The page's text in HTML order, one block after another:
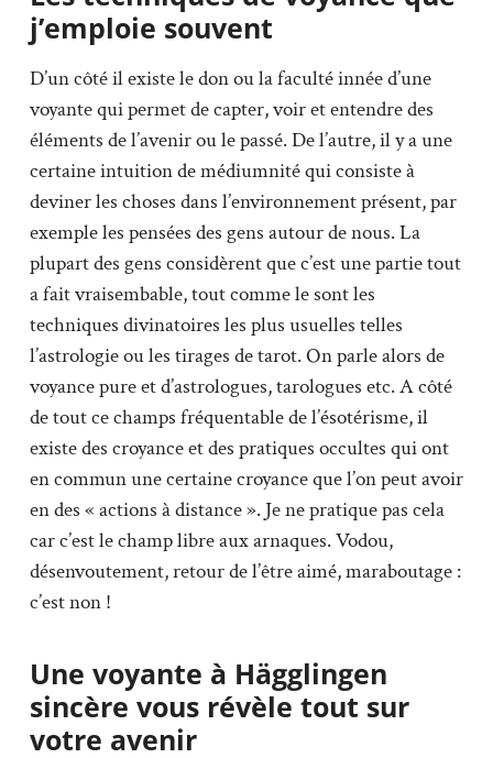
j’emploie souvent
D’un côté il existe le don ou la faculté innée d’une
voyante qui permet de capter, voir et entendre des
éléments de l’avenir ou le passé. De l’autre, il y a une
certaine intuition de médiumnité qui consiste à
deviner les choses dans l’environnement présent, par
exemple les pensées des gens autour de nous. La
plupart des gens considèrent que c’est une partie tout
a fait vraisembable, tout comme le sont les
techniques divinatoires les plus usuelles telles
l’astrologie ou les tirages de tarot. On parle alors de
voyance pure et d’astrologues, tarologues etc. A côté
de tout ce champs fréquentable de l’ésotérisme, il
existe des croyance et des pratiques occultes qui ont
en commun une certaine croyance que l’on peut avoir
en des « actions à distance ». Je ne pratique pas cela
car c’est le champ libre aux arnaques. Vodou,
désenvoutement, retour de l’être aimé, maraboutage :
c’est non !
Une voyante à Hägglingen
sincère vous révèle tout sur
votre avenir